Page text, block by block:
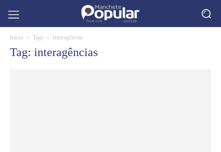
Início Tags Interagências
Tag: interagências